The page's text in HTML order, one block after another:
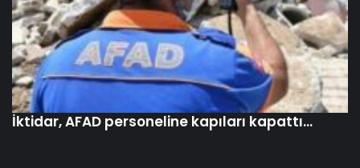
İktidar, AFAD personeline kapıları kapattı…